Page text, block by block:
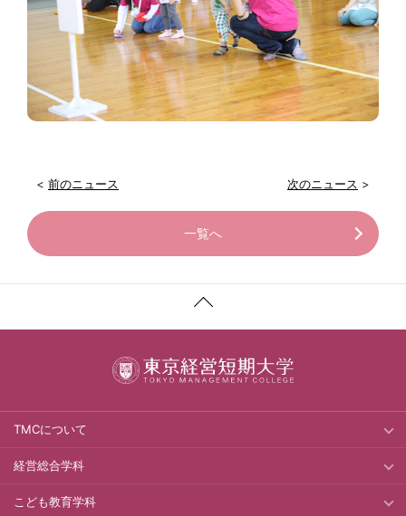
< 前のニュース 次のニュース >
一覧へ
TMCについて
経営総合学科
こども教育学科